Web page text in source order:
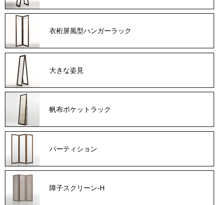
衣桁屏風型ハンガーラック
大きな姿見
帆布ポケットラック
パーティション
障子スクリーン-H